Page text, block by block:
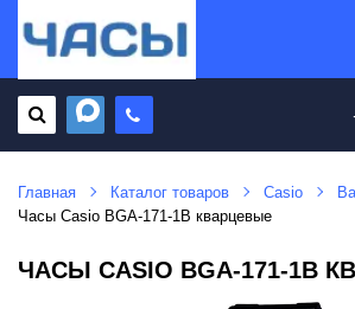
Главная Каталог товаров Casio
Часы Casio BGA-171-1B кварцевые
ЧАСЫ CASIO BGA-171-1B